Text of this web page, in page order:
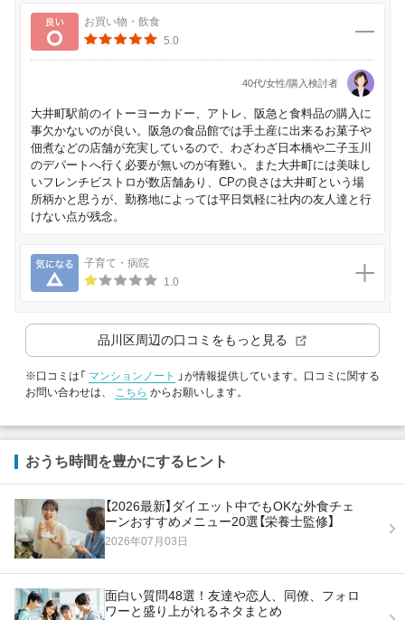
良い
お買い物・飲食
5.0
40代/女性/購入検討者
大井町駅前のイトーヨーカドー、アトレ、阪急と食料品の購入に
事欠かないのが良い。阪急の食品館では手土産に出来るお菓子や
佃煮などの店舗が充実しているので、わざわざ日本橋や二子玉川
のデパートへ行く必要が無いのが有難い。また大井町には美味し
いフレンチビストロが数店舗あり、CPの良さは大井町という場
所柄かと思うが、勤務地によっては平日気軽に社内の友人達と行
けない点が残念。
気になる
子育て・病院
1.0
品川区周辺の口コミをもっと見る
※口コミは「 マンションノート
」が情報提供しています。口コミに関する
お問い合わせは、
こちら からお願いします。
おうち時間を豊かにするヒント
【2026最新】ダイエット中でもOKな外食チェ
ーンおすすめメニュー20選【栄養士監修】
2026年07月03日
面白い質問48選！友達や恋人、同僚、フォロ
ワーと盛り上がれるネタまとめ